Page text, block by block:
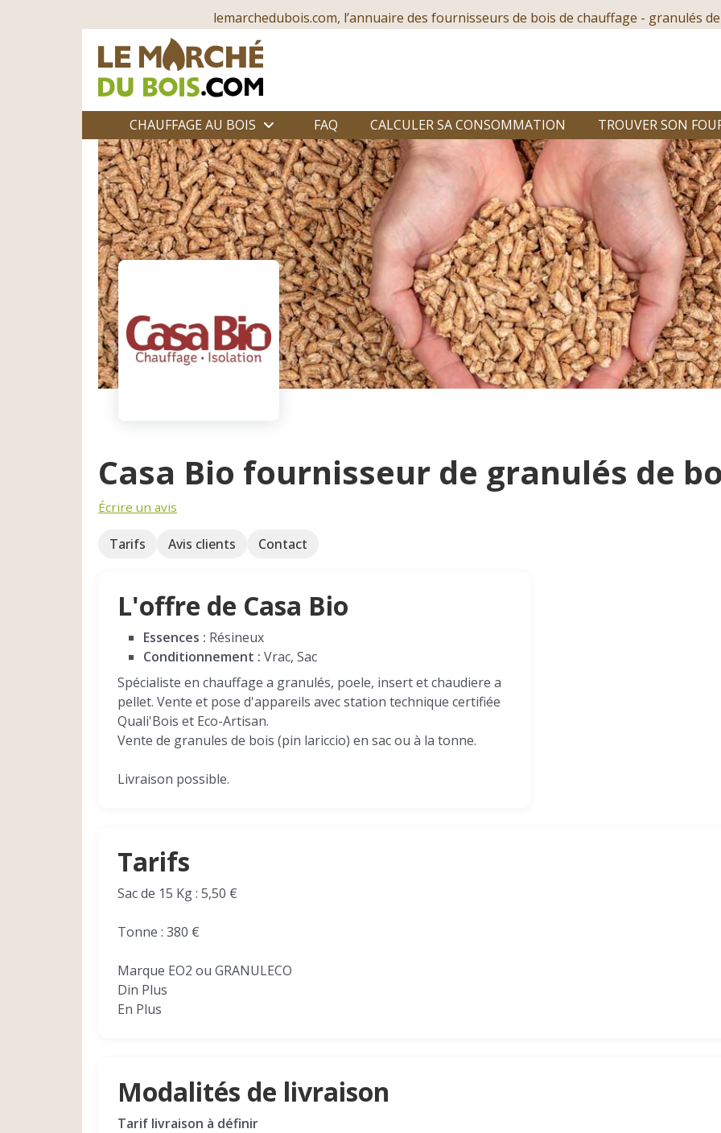
lemarchedubois.com, l’annuaire des fournisseurs de bois de chauffage - granulés
CHAUFFAGE AU BOIS FAQ CALCULER SA CONSOMMATION TROUVER SON
Casa Bio fournisseur de granulés de
Écrire un avis
Tarifs Avis clients Contact
L'offre de Casa Bio
Essences : Résineux
Conditionnement : Vrac, Sac
Spécialiste en chauffage a granulés, poele, insert et chaudiere a
pellet. Vente et pose d'appareils avec station technique certifiée
Quali'Bois et Eco-Artisan.
Vente de granules de bois (pin lariccio) en sac ou à la tonne.
Livraison possible.
Tarifs
Sac de 15 Kg : 5,50 €
Tonne : 380 €
Marque EO2 ou GRANULECO
Din Plus
En Plus
Modalités de livraison
Tarif livraison à définir